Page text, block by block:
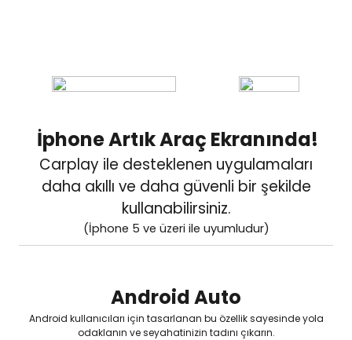
İphone Artık Araç Ekranında!
Carplay ile desteklenen uygulamaları
daha akıllı ve daha güvenli bir şekilde
kullanabilirsiniz.
(İphone 5 ve üzeri ile uyumludur)
Android Auto
Android kullanıcıları için tasarlanan bu özellik sayesinde yola
odaklanın ve seyahatinizin tadını çıkarın.